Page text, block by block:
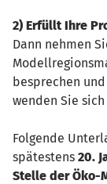
2) Erfüllt Ihre
Dann nehmen
besprechen
wenden Sie
Folgende
spätestens 20.
Stelle der Öko-